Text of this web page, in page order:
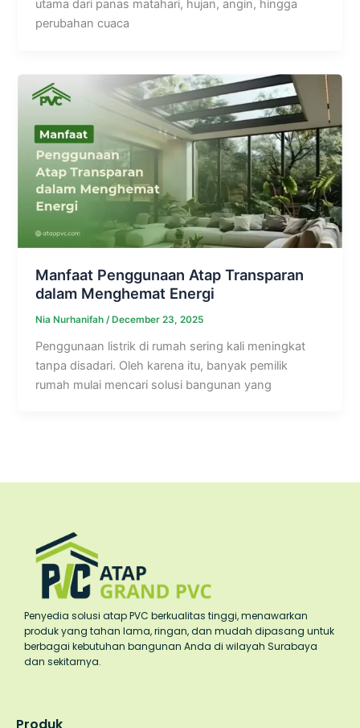
utama dari panas matahari, hujan, angin, hingga
perubahan cuaca
Manfaat Penggunaan Atap Transparan
dalam Menghemat Energi
Nia Nurhanifah /December 23, 2025
Penggunaan listrik di rumah sering kali meningkat
tanpa disadari. Oleh karena itu, banyak pemilik
rumah mulai mencari solusi bangunan yang
Penyedia solusi atap PVC berkualitas tinggi, menawarkan
produk yang tahan lama, ringan, dan mudah dipasang untuk
berbagai kebutuhan bangunan Anda di wilayah Surabaya
dan sekitarnya.